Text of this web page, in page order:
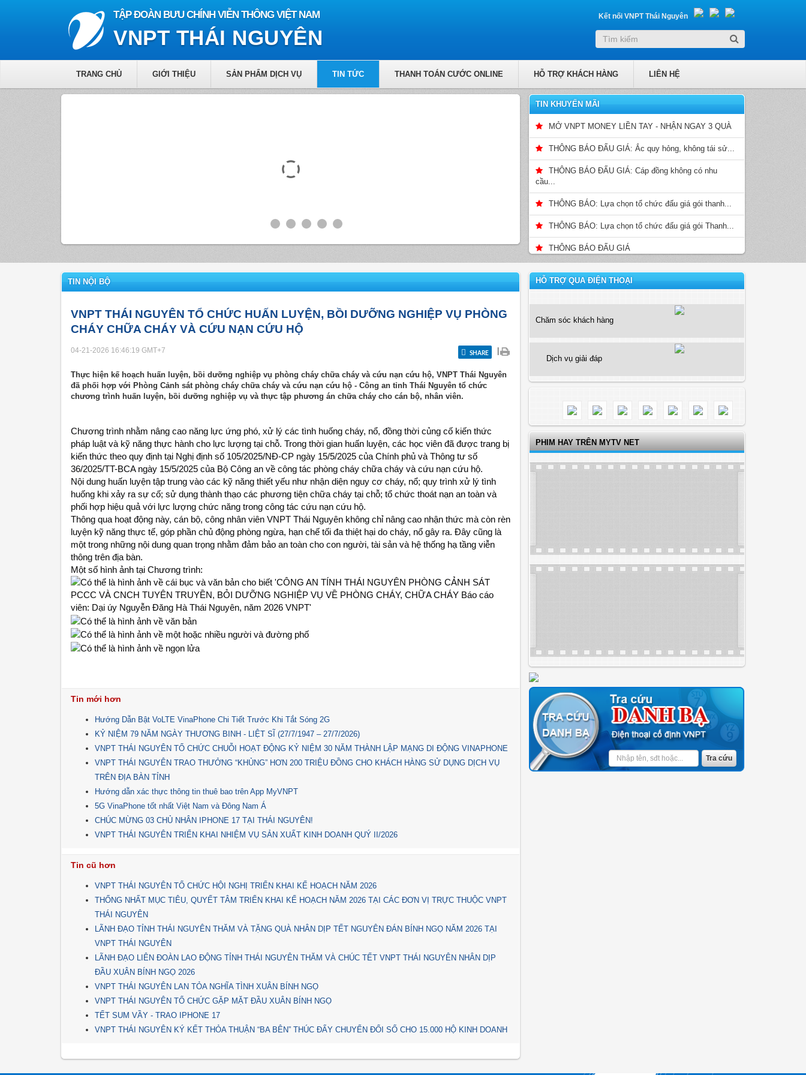
Kết nối VNPT Thái Nguyên
TẬP ĐOÀN BƯU CHÍNH VIỄN THÔNG VIỆT NAM
VNPT THÁI NGUYÊN
TRANG CHỦ GIỚI THIỆU SẢN PHẨM DỊCH VỤ TIN TỨC THANH TOÁN CƯỚC ONLINE HỖ TRỢ KHÁCH HÀNG LIÊN HỆ
TIN KHUYẾN MÃI
MỞ VNPT MONEY LIỀN TAY - NHẬN NGAY 3 QUÀ
THÔNG BÁO ĐẤU GIÁ: Ắc quy hỏng, không tái sử...
THÔNG BÁO ĐẤU GIÁ: Cáp đồng không có nhu
cầu...
THÔNG BÁO: Lựa chọn tổ chức đấu giá gói thanh...
THÔNG BÁO: Lựa chọn tổ chức đấu giá gói Thanh...
THÔNG BÁO ĐẤU GIÁ
TIN NỘI BỘ
VNPT THÁI NGUYÊN TỔ CHỨC HUẤN LUYỆN, BỒI DƯỠNG NGHIỆP VỤ PHÒNG
CHÁY CHỮA CHÁY VÀ CỨU NẠN CỨU HỘ
04-21-2026 16:46:19 GMT+7 SHARE
Thực hiện kế hoạch huấn luyện, bồi dưỡng nghiệp vụ phòng cháy chữa cháy và cứu nạn cứu hộ, VNPT Thái Nguyên
đã phối hợp với Phòng Cảnh sát phòng cháy chữa cháy và cứu nạn cứu hộ - Công an tỉnh Thái Nguyên tổ chức
chương trình huấn luyện, bồi dưỡng nghiệp vụ và thực tập phương án chữa cháy cho cán bộ, nhân viên.
Chương trình nhằm nâng cao năng lực ứng phó, xử lý các tình huống cháy, nổ, đồng thời củng cố kiến thức
pháp luật và kỹ năng thực hành cho lực lượng tại chỗ. Trong thời gian huấn luyện, các học viên đã được trang bị
kiến thức theo quy định tại Nghị định số 105/2025/NĐ-CP ngày 15/5/2025 của Chính phủ và Thông tư số
36/2025/TT-BCA ngày 15/5/2025 của Bộ Công an về công tác phòng cháy chữa cháy và cứu nạn cứu hộ.
Nội dung huấn luyện tập trung vào các kỹ năng thiết yếu như nhận diện nguy cơ cháy, nổ; quy trình xử lý tình
huống khi xảy ra sự cố; sử dụng thành thạo các phương tiện chữa cháy tại chỗ; tổ chức thoát nạn an toàn và
phối hợp hiệu quả với lực lượng chức năng trong công tác cứu nạn cứu hộ.
Thông qua hoạt động này, cán bộ, công nhân viên VNPT Thái Nguyên không chỉ nâng cao nhận thức mà còn rèn
luyện kỹ năng thực tế, góp phần chủ động phòng ngừa, hạn chế tối đa thiệt hại do cháy, nổ gây ra. Đây cũng là
một trong những nội dung quan trọng nhằm đảm bảo an toàn cho con người, tài sản và hệ thống hạ tầng viễn
thông trên địa bàn.
Một số hình ảnh tại Chương trình:
Tin mới hơn
Hướng Dẫn Bật VoLTE VinaPhone Chi Tiết Trước Khi Tắt Sóng 2G
KỶ NIỆM 79 NĂM NGÀY THƯƠNG BINH - LIỆT SĨ (27/7/1947 – 27/7/2026)
VNPT THÁI NGUYÊN TỔ CHỨC CHUỖI HOẠT ĐỘNG KỶ NIỆM 30 NĂM THÀNH LẬP MẠNG DI ĐỘNG VINAPHONE
VNPT THÁI NGUYÊN TRAO THƯỞNG “KHỦNG” HƠN 200 TRIỆU ĐỒNG CHO KHÁCH HÀNG SỬ DỤNG DỊCH VỤ
TRÊN ĐỊA BÀN TỈNH
Hướng dẫn xác thực thông tin thuê bao trên App MyVNPT
5G VinaPhone tốt nhất Việt Nam và Đông Nam Á
CHÚC MỪNG 03 CHỦ NHÂN IPHONE 17 TẠI THÁI NGUYÊN!
VNPT THÁI NGUYÊN TRIỂN KHAI NHIỆM VỤ SẢN XUẤT KINH DOANH QUÝ II/2026
Tin cũ hơn
VNPT THÁI NGUYÊN TỔ CHỨC HỘI NGHỊ TRIỂN KHAI KẾ HOẠCH NĂM 2026
THỐNG NHẤT MỤC TIÊU, QUYẾT TÂM TRIỂN KHAI KẾ HOẠCH NĂM 2026 TẠI CÁC ĐƠN VỊ TRỰC THUỘC VNPT
THÁI NGUYÊN
LÃNH ĐẠO TỈNH THÁI NGUYÊN THĂM VÀ TẶNG QUÀ NHÂN DỊP TẾT NGUYÊN ĐÁN BÍNH NGỌ NĂM 2026 TẠI
VNPT THÁI NGUYÊN
LÃNH ĐẠO LIÊN ĐOÀN LAO ĐỘNG TỈNH THÁI NGUYÊN THĂM VÀ CHÚC TẾT VNPT THÁI NGUYÊN NHÂN DỊP
ĐẦU XUÂN BÍNH NGỌ 2026
VNPT THÁI NGUYÊN LAN TỎA NGHĨA TÌNH XUÂN BÍNH NGỌ
VNPT THÁI NGUYÊN TỔ CHỨC GẶP MẶT ĐẦU XUÂN BÍNH NGỌ
TẾT SUM VẦY - TRAO IPHONE 17
VNPT THÁI NGUYÊN KÝ KẾT THỎA THUẬN “BA BÊN” THÚC ĐẨY CHUYỂN ĐỔI SỐ CHO 15.000 HỘ KINH DOANH
HỖ TRỢ QUA ĐIỆN THOẠI
Chăm sóc khách hàng
Dịch vụ giải đáp
PHIM HAY TRÊN MYTV NET